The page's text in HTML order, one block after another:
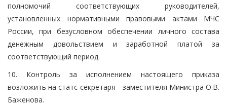
полномочий соответствующих руководителей,
установленных нормативными правовыми актами МЧС
России, при безусловном обеспечении личного состава
денежным довольствием и заработной платой за
соответствующий период.
10. Контроль за исполнением настоящего приказа
возложить на статс-секретаря - заместителя Министра О.В.
Баженова.